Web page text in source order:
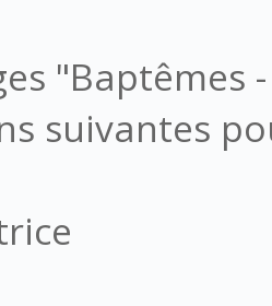
"Baptêmes
suivantes